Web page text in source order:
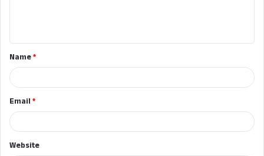
t
*Name*
Email*
Website